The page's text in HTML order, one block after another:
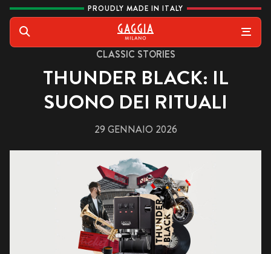
Vai al contenuto PROUDLY MADE IN ITALY
Gaggia
CLASSIC STORIES
THUNDER BLACK: IL
SUONO DEI RITUALI
29 GENNAIO 2026